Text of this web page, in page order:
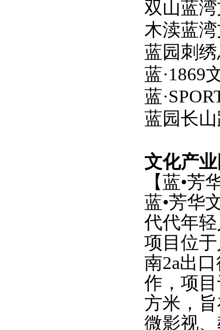
双山蓝
木渎蓝
蓝园刺
蓝·1869
蓝
蓝园长
文化产
【蓝•芳
蓝•芳华
代代年
项目位
南2a出
作，项
方米，
微影视